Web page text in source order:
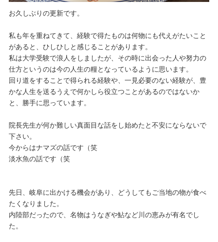
お久しぶりの更新です。
私も年を重ねてきて、経験で得たものは何物にも代えがたいこと
があると、ひしひしと感じることがあります。
私は大学受験で浪人をしましたが、その時に出会った人や努力の
仕方というのは今の人生の糧となっているように思います。
回り道をすることで得られる経験や、一見必要のない経験が、豊
かな人生を送るうえで何かしら役立つことがあるのではないか
と、勝手に思っています。
院長先生が何か難しい真面目な話をし始めたと不安にならないで
下さい。
今からはナマズの話です（笑
淡水魚の話です（笑
先日、岐阜に出かける機会があり、どうしてもご当地の物が食べ
たくなりました。
内陸部だったので、名物はうなぎや鮎など川の恵みが有名でし
た。